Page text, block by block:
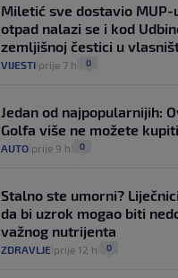
Miletić sve dostavio MUP-
otpad nalazi se i kod
zemljišnoj čestici u
VIJESTI prije 7 h 0
Jedan od najpopularnijih:
Golfa više ne možete
AUTO prije 9 h 0
Stalno ste umorni?
da bi uzrok mogao biti
važnog nutrijenta
ZDRAVLJE prije 12 h 0